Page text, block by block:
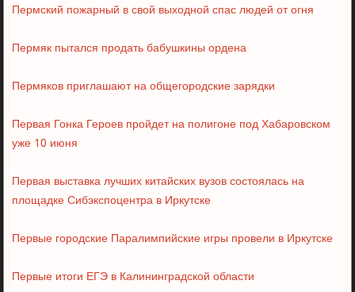
Пермский пожарный в свой выходной спас людей от огня
Пермяк пытался продать бабушкины ордена
Пермяков приглашают на общегородские зарядки
Первая Гонка Героев пройдет на полигоне под Хабаровском
уже 10 июня
Первая выставка лучших китайских вузов состоялась на
площадке Сибэкспоцентра в Иркутске
Первые городские Паралимпийские игры провели в Иркутске
Первые итоги ЕГЭ в Калининградской области